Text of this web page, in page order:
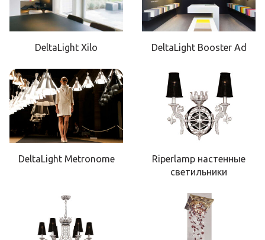
DeltaLight Xilo DeltaLight Booster Ad
DeltaLight Metronome
Riperlamp настенные
светильники